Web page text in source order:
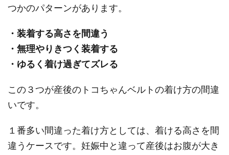
つかのパターンがあります。
・装着する高さを間違う
・無理やりきつく装着する
・ゆるく着け過ぎてズレる
この３つが産後のトコちゃんベルトの着け方の間違
いです。
１番多い間違った着け方としては、着ける高さを間
違うケースです。妊娠中と違って産後はお腹が大き